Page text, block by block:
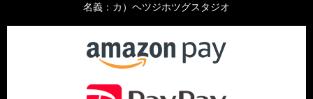
名義：カ）ヘツジホツグスタジオ